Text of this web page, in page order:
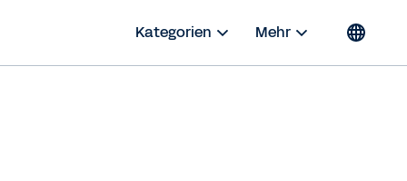
Kategorien Mehr